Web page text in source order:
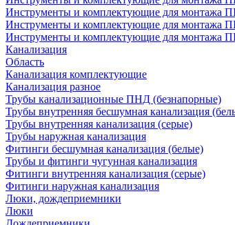
Инструменты и комплектующие для монтажа
Инструменты и комплектующие для монтажа
Инструменты и комплектующие для монтажа
Канализация
Область
Канализация комплектующие
Канализация разное
Трубы канализационные ПНД (безнапорные)
Трубы внутренняя бесшумная канализация
Трубы внутренняя канализация (серые)
Трубы наружная канализация
Фитинги бесшумная канализация (белые)
Трубы и фитинги чугунная канализация
Фитинги внутренняя канализация (серые)
Фитинги наружная канализация
Люки, дождеприемники
Люки